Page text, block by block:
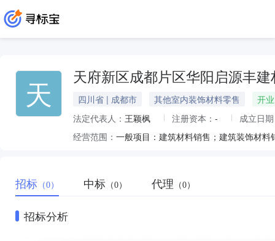
天 天府新区成都片区华阳启源丰建
四川省 | 成都市 其他室内装饰材料零售
开业
法定代表人： 王颖枫 注册资本： -
成立日
经营范围：
招标 （0） 中标 （0） 代理 （0）
招标分析